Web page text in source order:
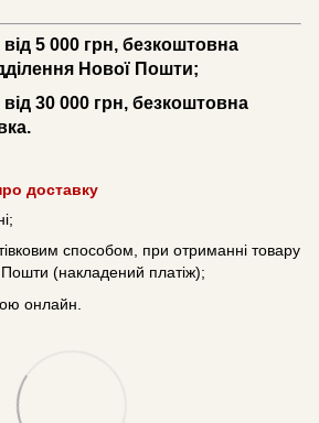
від 5 000 грн, безкоштовна
Нової Пошти;
від 30 000 грн, безкоштовна
доставку
способом, при отриманні товару
Пошти (накладений платіж);
онлайн.